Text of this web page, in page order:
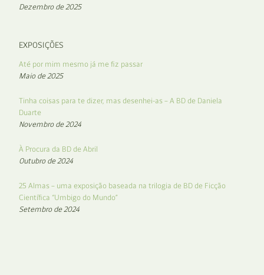
Dezembro de 2025
EXPOSIÇÕES
Até por mim mesmo já me fiz passar
Maio de 2025
Tinha coisas para te dizer, mas desenhei-as – A BD de Daniela
Duarte
Novembro de 2024
À Procura da BD de Abril
Outubro de 2024
25 Almas – uma exposição baseada na trilogia de BD de Ficção
Científica “Umbigo do Mundo”
Setembro de 2024